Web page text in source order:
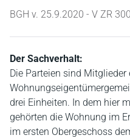
BGH v. 25.9.2020 - V ZR
Der Sachverhalt:
Die Parteien sind Mitglieder
drei Einheiten. In dem hier
gehörten die Wohnung im
im ersten Obergeschoss